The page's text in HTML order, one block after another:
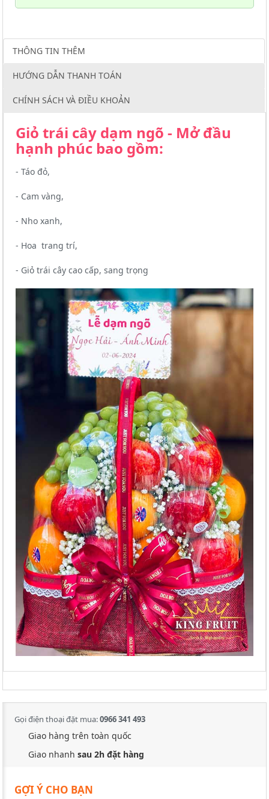
THÔNG TIN THÊM
HƯỚNG DẪN THANH TOÁN
CHÍNH SÁCH VÀ ĐIỀU KHOẢN
Giỏ trái cây dạm ngõ - Mở đầu
hạnh phúc bao gồm:
- Táo đỏ,
- Cam vàng,
- Nho xanh,
- Hoa trang trí,
- Giỏ trái cây cao cấp, sang trọng
Gọi điện thoại đặt mua:0966 341 493
Giao hàng trên toàn quốc
Giao nhanh sau 2h đặt hàng
GỢI Ý CHO BẠN